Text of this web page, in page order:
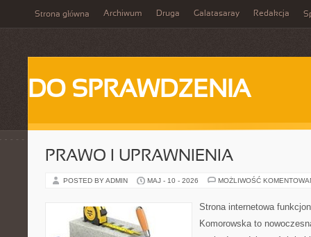
Strona główna Archiwum Druga Galatasaray Redakcja
DO SPRAWDZENIA
PRAWO I UPRAWNIENIA
POSTED BY ADMIN MAJ - 10 - 2026 MOŻLIWOŚĆ
Strona internetowa
Komorowska to